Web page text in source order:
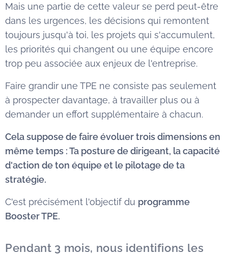
Mais une partie de cette valeur se perd peut-être
dans les urgences, les décisions qui remontent
toujours jusqu'à toi, les projets qui s'accumulent,
les priorités qui changent ou une équipe encore
trop peu associée aux enjeux de l'entreprise.
Faire grandir une TPE ne consiste pas seulement
à prospecter davantage, à travailler plus ou à
demander un effort supplémentaire à chacun.
Cela suppose de faire évoluer trois dimensions en
même temps : Ta posture de dirigeant, la capacité
d'action de ton équipe et le pilotage de ta
stratégie.
C'est précisément l'objectif du programme
BoosterTPE.
Pendant 3 mois, nous identifions les